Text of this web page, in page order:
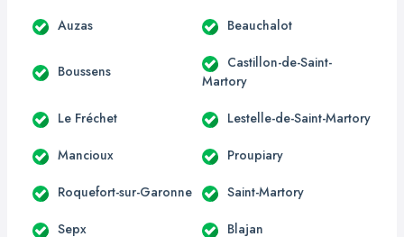
Auzas Beauchalot
Boussens
Castillon-de-Saint-
Martory
Le Fréchet Lestelle-de-Saint-Martory
Mancioux Proupiary
Roquefort-sur-Garonne Saint-Martory
Sepx Blajan